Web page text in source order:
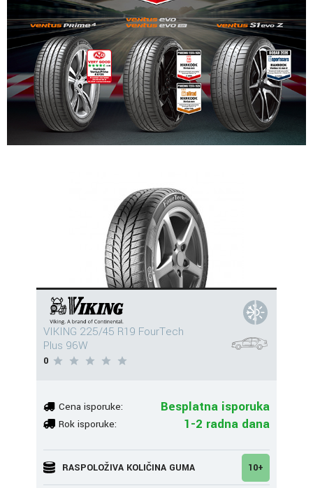
VIKING 225/45 R19 FourTech
Plus 96W
0
Cena isporuke: Besplatna isporuka
Rok isporuke: 1-2 radna dana
RASPOLOŽIVA KOLIČINA GUMA 10+